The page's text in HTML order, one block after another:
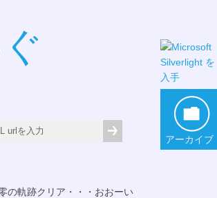
アーカイブ
の軌跡クリア・・・おおーい